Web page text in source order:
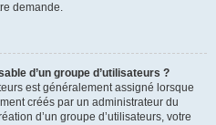
demande.
d’un groupe d’utilisateurs ?
est généralement assigné lorsque
créés par un administrateur du
d’un groupe d’utilisateurs, votre